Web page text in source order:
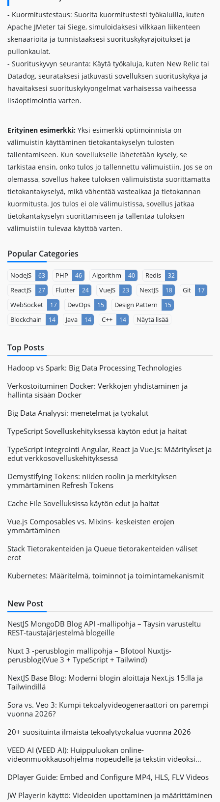
- Kuormitustestaus: Suorita kuormitustesti työkaluilla, kuten
Apache JMeter tai Siege, simuloidaksesi vilkkaan liikenteen
skenaarioita ja tunnistaaksesi suorituskykyrajoitukset ja
pullonkaulat.
- Suorituskyvyn seuranta: Käytä työkaluja, kuten New Relic tai
Datadog, seurataksesi jatkuvasti sovelluksen suorituskykyä ja
havaitaksesi suorituskykyongelmat varhaisessa vaiheessa
lisäoptimointia varten.
Erityinen esimerkki: Yksi esimerkki optimoinnista on
välimuistin käyttäminen tietokantakyselyn tulosten
tallentamiseen. Kun sovellukselle lähetetään kysely, se
tarkistaa ensin, onko tulos jo tallennettu välimuistiin. Jos se on
olemassa, sovellus hakee tuloksen välimuistista suorittamatta
tietokantakyselyä, mikä vähentää vasteaikaa ja tietokannan
kuormitusta. Jos tulos ei ole välimuistissa, sovellus jatkaa
tietokantakyselyn suorittamiseen ja tallentaa tuloksen
välimuistiin tulevaa käyttöä varten.
Popular Categories
NodeJS 63 PHP 46 Algorithm 40 Redis 32
ReactJS 27 Flutter 24 VueJS 23 NextJS 18 Git 17
WebSocket 17 DevOps 15 Design Pattern 15
Blockchain 14 Java 14 C++ 14 Näytä lisää
Top Posts
Hadoop vs Spark: Big Data Processing Technologies
Verkostoituminen Docker: Verkkojen yhdistäminen ja
hallinta sisään Docker
Big Data Analyysi: menetelmät ja työkalut
TypeScript Sovelluskehityksessä käytön edut ja haitat
TypeScript Integrointi Angular, React ja Vue.js: Määritykset ja
edut verkkosovelluskehityksessä
Demystifying Tokens: niiden roolin ja merkityksen
ymmärtäminen Refresh Tokens
Cache File Sovelluksissa käytön edut ja haitat
Vue.js Composables vs. Mixins- keskeisten erojen
ymmärtäminen
Stack Tietorakenteiden ja Queue tietorakenteiden väliset
erot
Kubernetes: Määritelmä, toiminnot ja toimintamekanismit
New Post
NestJS MongoDB Blog API -mallipohja – Täysin varusteltu
REST-taustajärjestelmä blogeille
Nuxt 3 -perusblogin mallipohja – Bfotool Nuxtjs-
perusblogi(Vue 3 + TypeScript + Tailwind)
NextJS Base Blog: Moderni blogin aloittaja Next.js 15:llä ja
Tailwindillä
Sora vs. Veo 3: Kumpi tekoälyvideogeneraattori on parempi
vuonna 2026?
20+ suosituinta ilmaista tekoälytyökalua vuonna 2026
VEED AI (VEED AI): Huippuluokan online-
videonmuokkausohjelma nopeudelle ja tekstin videoksi
DPlayer Guide: Embed and Configure MP4, HLS, FLV Videos
JW Playerin käyttö: Videoiden upottaminen ja määrittäminen